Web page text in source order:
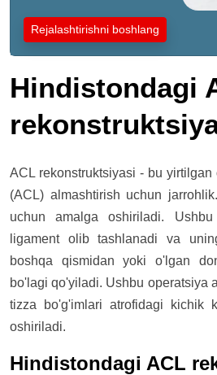
Rejalashtirishni boshlang
Hindistondagi
ACL rekonstruktsiyasi - bu
(ACL) almashtirish uchun
uchun amalga oshiriladi. Ushbu
ligament olib tashlanadi va
boshqa qismidan yoki o'lgan
bo'lagi qo'yiladi. Ushbu operatsiya
tizza bo'g'imlari atrofidagi kichik
oshiriladi.
Hindistondagi ACL